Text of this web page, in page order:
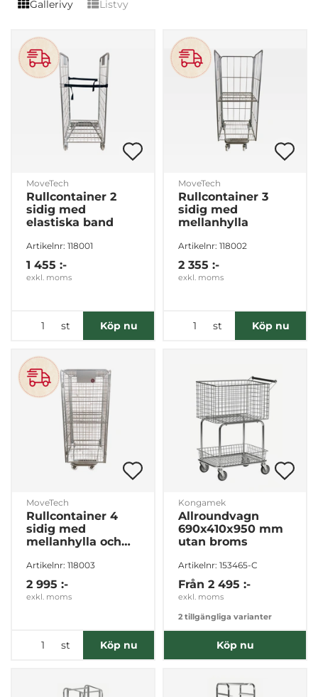
Gallerivy Listvy
MoveTech
Rullcontainer 2
sidig med
elastiska band
Artikelnr: 118001
1 455 :-
exkl. moms
st Köp nu
MoveTech
Rullcontainer 3
sidig med
mellanhylla
Artikelnr: 118002
2 355 :-
exkl. moms
st Köp nu
MoveTech
Rullcontainer 4
sidig med
mellanhylla och
Artikelnr: 118003
2 995 :-
exkl. moms
st Köp nu
Kongamek
Allroundvagn
690x410x950 mm
utan broms
Artikelnr: 153465-C
Från 2 495 :-
exkl. moms
2 tillgängliga varianter
Köp nu